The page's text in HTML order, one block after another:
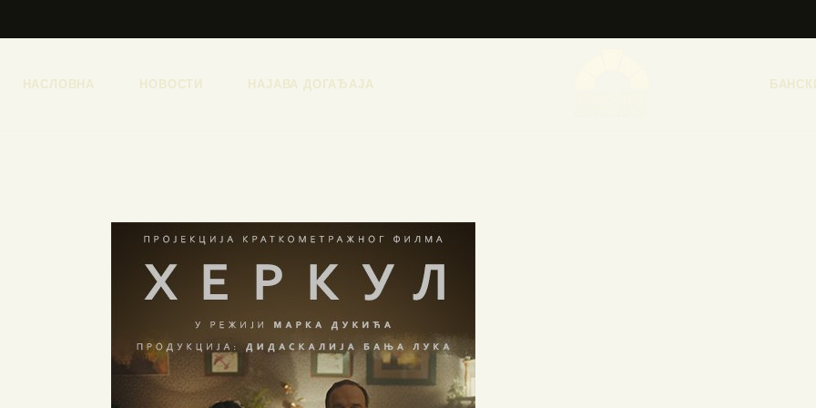
НАСЛОВНА НОВОСТИ НАЈАВА ДОГАЂАЈА
ФОТОГРАФИЈЕ
ВИДЕО